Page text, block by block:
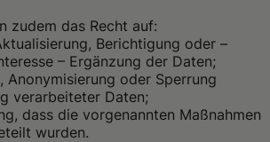
zudem das Recht auf:
Berichtigung oder –
– Ergänzung der Daten;
Anonymisierung oder Sperrung
verarbeiteter Daten;
dass die vorgenannten Maßnahmen
wurden.